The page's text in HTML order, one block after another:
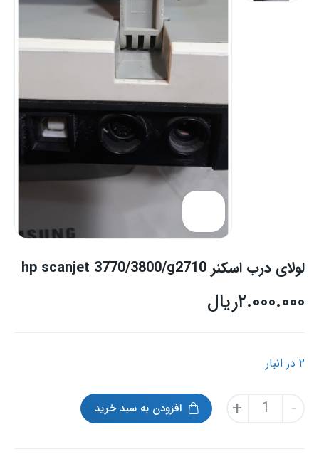
لولای درب اسکنر hp scanjet 3770/3800/g2710
ریال۲.۰۰۰.۰۰۰
۲ در انبار
-
لولای
درب
+ افزودن به سبد خرید